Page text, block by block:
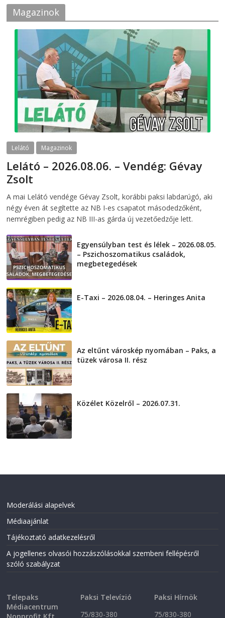
Magazinok
Lelátó Magazinok
Lelátó – 2026.08.06. – Vendég: Gévay
Zsolt
A mai Lelátó vendége Gévay Zsolt, korábbi paksi labdarúgó, aki
négy éven át segítette az NB I-es csapatot másodedzőként,
nemrégiben pedig az NB III-as gárda új vezetőedzője lett.
Egyensúlyban test és lélek – 2026.08.05.
– Pszichoszomatikus családok,
megbetegedések
E-Taxi – 2026.08.04. – Heringes Anita
Az eltűnt városkép nyomában – Paks, a
tüzek városa II. rész
Közélet Közelről – 2026.07.31.
Moderálási alapelvek
Médiaajánlat
Tájékoztató adatkezelésről
A jogellenes olvasói hozzászólásokkal szembeni fellépésről
szóló szabályzat
Telepaks
Médiacentrum
Paksi Televízió
75/830-380
Paksi Hírnök
75/830-380